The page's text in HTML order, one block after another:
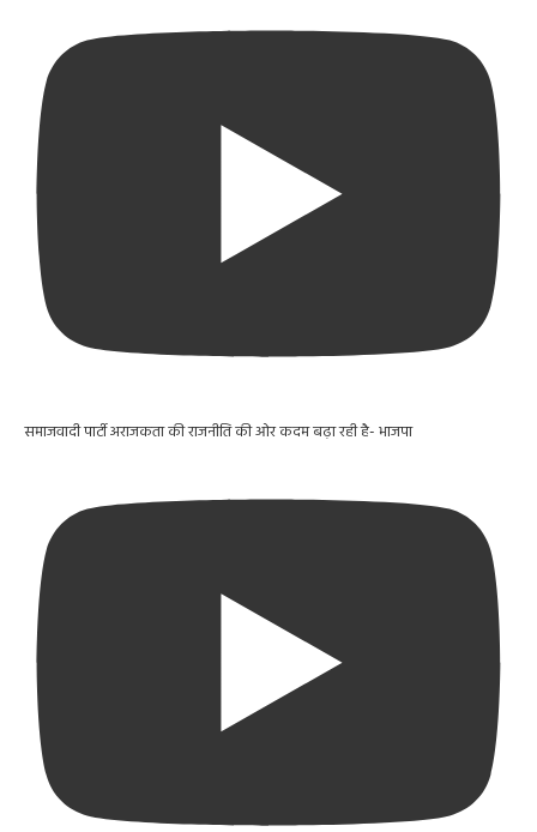
समाजवादी पार्टी अराजकता की राजनीति की ओर कदम बढ़ा रही है- भाजपा